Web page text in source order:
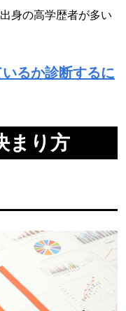
身の高学歴者が多い
いるか診断するに
まり方